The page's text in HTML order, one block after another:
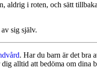
i roten, och sätt
sig själv.
. Har du barn är det bra
alltid att bedöma om dina